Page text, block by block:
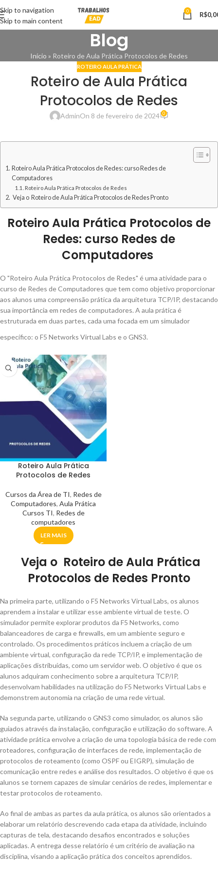
Skip to navigation
Skip to main content
0 R$
Blog
Início » Roteiro de Aula Prática Protocolos de Redes
ROTEIRO AULA PRÁTICA
Roteiro de Aula Prática
Protocolos de Redes
AdminOn 8 de fevereiro de 2024 0
Roteiro Aula Prática Protocolos de Redes: curso Redes de
Computadores
Roteiro Aula Prática Protocolos de Redes
Veja o Roteiro de Aula Prática Protocolos de Redes Pronto
Roteiro Aula Prática Protocolos de
Redes: curso Redes de
Computadores
O "Roteiro Aula Prática Protocolos de Redes" é uma atividade para o
curso de Redes de Computadores que tem como objetivo proporcionar
aos alunos uma compreensão prática da arquitetura TCP/IP, destacando
sua importância em redes de computadores. A aula prática é
estruturada em duas partes, cada uma focada em um simulador
específico: o F5 Networks Virtual Labs e o GNS3.
Roteiro Aula Prática
Protocolos de Redes
Cursos da Área de TI, Redes de
Computadores, Aula Prática
Cursos TI, Redes de
computadores
LER MAIS
Veja o Roteiro de Aula Prática
Protocolos de Redes Pronto
Na primeira parte, utilizando o F5 Networks Virtual Labs, os alunos
aprendem a instalar e utilizar esse ambiente virtual de teste. O
simulador permite explorar produtos da F5 Networks, como
balanceadores de carga e firewalls, em um ambiente seguro e
controlado. Os procedimentos práticos incluem a criação de um
ambiente virtual, configuração da rede TCP/IP, e implementação de
aplicações distribuídas, como um servidor web. O objetivo é que os
alunos adquiram conhecimento sobre a arquitetura TCP/IP,
desenvolvam habilidades na utilização do F5 Networks Virtual Labs e
demonstrem autonomia na criação de uma rede virtual.
Na segunda parte, utilizando o GNS3 como simulador, os alunos são
guiados através da instalação, configuração e utilização do software. A
atividade prática envolve a criação de uma topologia básica de rede com
roteadores, configuração de interfaces de rede, implementação de
protocolos de roteamento (como OSPF ou EIGRP), simulação de
comunicação entre redes e análise dos resultados. O objetivo é que os
alunos se tornem capazes de simular cenários de redes, implementar e
testar protocolos de roteamento.
Ao final de ambas as partes da aula prática, os alunos são orientados a
elaborar um relatório descrevendo cada etapa da atividade, incluindo
capturas de tela, destacando desafios encontrados e soluções
aplicadas. A entrega desse relatório é um critério de avaliação na
disciplina, visando a aplicação prática dos conceitos aprendidos.